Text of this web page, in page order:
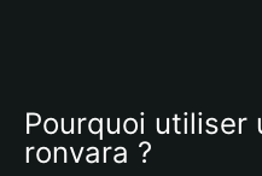
Pourquoi utiliser
ronvara ?